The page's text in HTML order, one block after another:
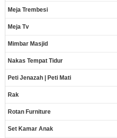
Meja Trembesi
Meja Tv
Mimbar Masjid
Nakas Tempat Tidur
Peti Jenazah | Peti Mati
Rak
Rotan Furniture
Set Kamar Anak